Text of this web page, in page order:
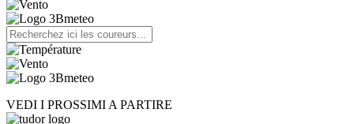
VEDI I PROSSIMI A PARTIRE